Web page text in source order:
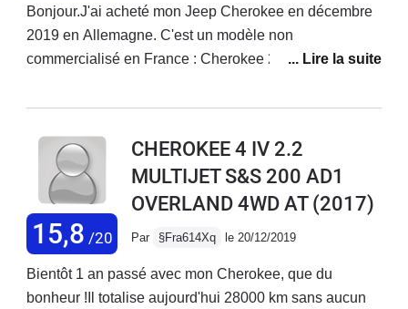
Bonjour.J'ai acheté mon Jeep Cherokee en décembre
2019 en Allemagne. C'est un modèle non
commercialisé en France : Cherokee 2.2 Overland
de couleur "Light Brownstone" (beige/doré métallisé)
équipements sont pléthoriques, le confort et la tenue
de route au top !!Une sono d'excellente qualité.Le
confort est royal, la qualité de conduite est
exceptionnelle avec un bon amortissement, une bonne
insonorisation, une boîte auto allemande ZF
Friedrichshafen 9 rapports (idem Range Rover
Evoque) au top et un moteur italien Fiat MultiJet 2.2 de
15,8 /20
CHEROKEE 4 IV 2.2
MULTIJET S&S 200 AD1
OVERLAND 4WD AT(2017)
Par §Fra614Xq le 20/12/2019
Bientôt 1 an passé avec mon Cherokee, que du
bonheur !Il totalise aujourd'hui 28000 km sans aucun